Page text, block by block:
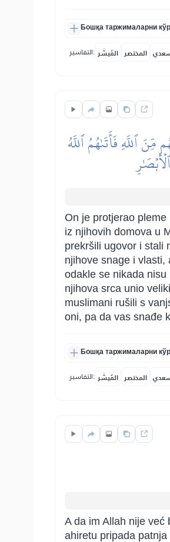
Бошқа таржималарни
التفاسير: المُيسَّر المختصر
ٱللَّهِ فَأَتَىٰهُمُ ٱللَّهُ
On je protjerao
iz njihovih domova u
prekršili ugovor i stali
njihove snage i vlasti,
odakle se nikada
njihova srca unio
muslimani rušili s
oni, pa da vas snađe
Бошқа таржималарни
التفاسير: المُيسَّر المختصر
A da im Allah nije već
ahiretu pripada